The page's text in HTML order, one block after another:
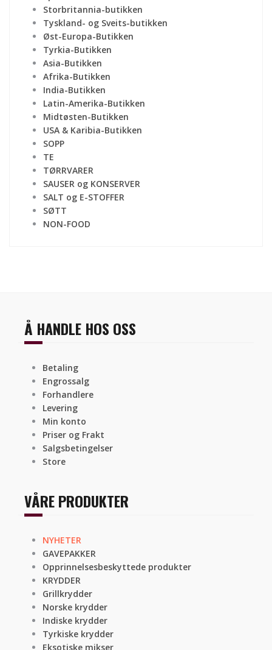
Storbritannia-butikken
Tyskland- og Sveits-butikken
Øst-Europa-Butikken
Tyrkia-Butikken
Asia-Butikken
Afrika-Butikken
India-Butikken
Latin-Amerika-Butikken
Midtøsten-Butikken
USA & Karibia-Butikken
SOPP
TE
TØRRVARER
SAUSER og KONSERVER
SALT og E-STOFFER
SØTT
NON-FOOD
Å HANDLE HOS OSS
Betaling
Engrossalg
Forhandlere
Levering
Min konto
Priser og Frakt
Salgsbetingelser
Store
VÅRE PRODUKTER
NYHETER
GAVEPAKKER
Opprinnelsesbeskyttede produkter
KRYDDER
Grillkrydder
Norske krydder
Indiske krydder
Tyrkiske krydder
Eksotiske mikser